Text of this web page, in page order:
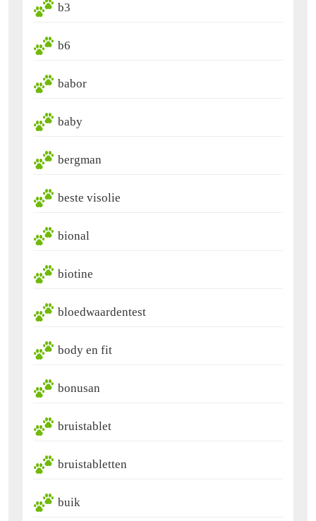
b3
b6
babor
baby
bergman
beste visolie
bional
biotine
bloedwaardentest
body en fit
bonusan
bruistablet
bruistabletten
buik